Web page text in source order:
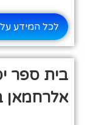
לכל המידע על
בית ספר
אלרחמאן